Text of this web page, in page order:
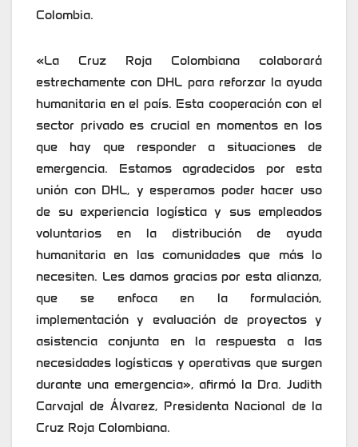
Colombia.
«La Cruz Roja Colombiana colaborará
estrechamente con DHL para reforzar la ayuda
humanitaria en el país. Esta cooperación con el
sector privado es crucial en momentos en los
que hay que responder a situaciones de
emergencia. Estamos agradecidos por esta
unión con DHL, y esperamos poder hacer uso
de su experiencia logística y sus empleados
voluntarios en la distribución de ayuda
humanitaria en las comunidades que más lo
necesiten. Les damos gracias por esta alianza,
que se enfoca en la formulación,
implementación y evaluación de proyectos y
asistencia conjunta en la respuesta a las
necesidades logísticas y operativas que surgen
durante una emergencia», afirmó la Dra. Judith
Carvajal de Álvarez, Presidenta Nacional de la
Cruz Roja Colombiana.